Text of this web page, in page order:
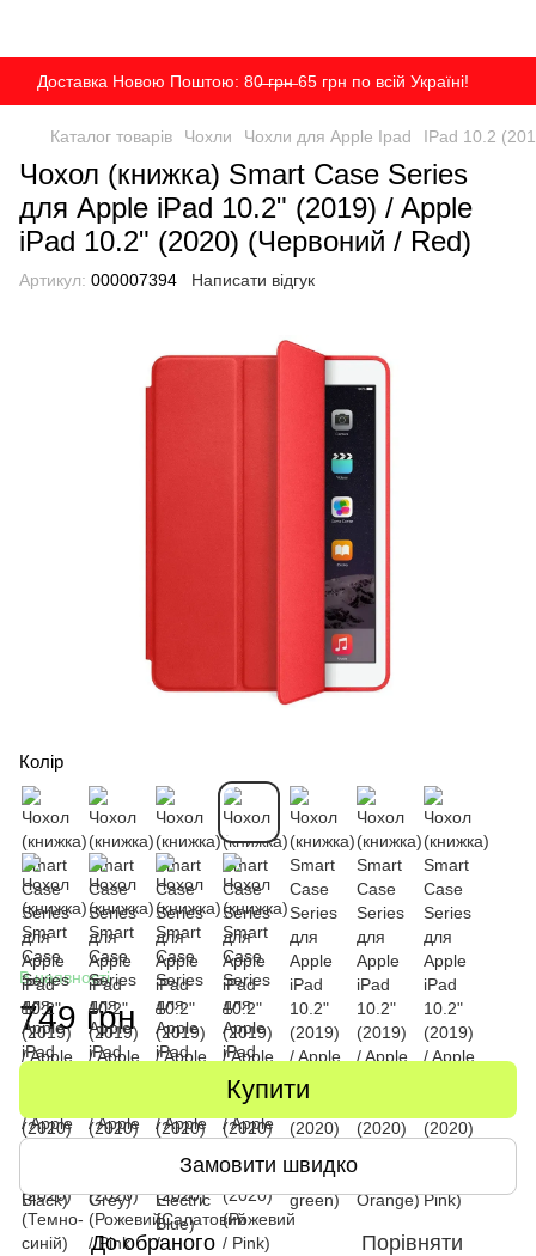
Доставка Новою Поштою: 80̶ ̶г̶р̶н̶ 65 грн по всій Україні!
Каталог товарів Чохли Чохли для Apple Ipad IPad 10.2
Чохол (книжка) Smart Case Series
для Apple iPad 10.2" (2019) / Apple
iPad 10.2" (2020) (Червоний / Red)
Артикул: 000007394 Написати відгук
Колір
В наявності
749 грн
Купити
Замовити швидко
До обраного Порівняти